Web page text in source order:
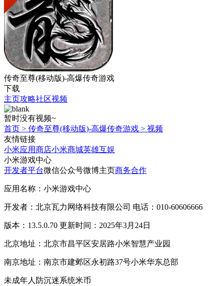
传奇至尊(移动版)-高爆传奇游戏
下载
主页攻略社区视频
暂时没有视频~
首页 > 传奇至尊(移动版)-高爆传奇游戏 > 视频
友情链接
小米应用商店小米商城英雄互娱
小米游戏中心
开发者平台微信公众号微博主页商务合作
应用名称：小米游戏中心
开发者：北京瓦力网络科技有限公司 电话：010-60606666
版本：13.5.0.70 更新时间：2025年3月24日
北京地址：北京市昌平区安居路小米智慧产业园
南京地址：南京市建邺区永初路37号小米华东总部
未成年人防沉迷系统米币